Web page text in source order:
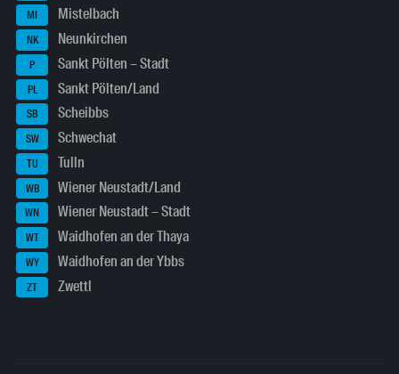
MI Mistelbach
NK Neunkirchen
P Sankt Pölten – Stadt
PL Sankt Pölten/Land
SB Scheibbs
SW Schwechat
TU Tulln
WB Wiener Neustadt/Land
WN Wiener Neustadt – Stadt
WT Waidhofen an der Thaya
WY Waidhofen an der Ybbs
ZT Zwettl